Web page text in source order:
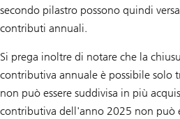
secondo pilastro possono quindi
contributi annuali.
Si prega inoltre di notare che la
contributiva annuale è possibile solo
non può essere suddivisa in più
contributiva dell'anno 2025 non può